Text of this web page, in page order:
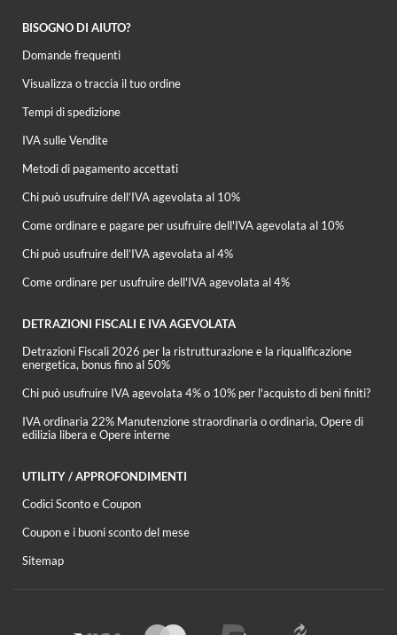
BISOGNO DI AIUTO?
Domande frequenti
Visualizza o traccia il tuo ordine
Tempi di spedizione
IVA sulle Vendite
Metodi di pagamento accettati
Chi può usufruire dell’IVA agevolata al 10%
Come ordinare e pagare per usufruire dell'IVA agevolata al 10%
Chi può usufruire dell’IVA agevolata al 4%
Come ordinare per usufruire dell'IVA agevolata al 4%
DETRAZIONI FISCALI E IVA AGEVOLATA
Detrazioni Fiscali 2026 per la ristrutturazione e la riqualificazione
energetica, bonus fino al 50%
Chi può usufruire IVA agevolata 4% o 10% per l'acquisto di beni finiti?
IVA ordinaria 22% Manutenzione straordinaria o ordinaria, Opere di
edilizia libera e Opere interne
UTILITY / APPROFONDIMENTI
Codici Sconto e Coupon
Coupon e i buoni sconto del mese
Sitemap